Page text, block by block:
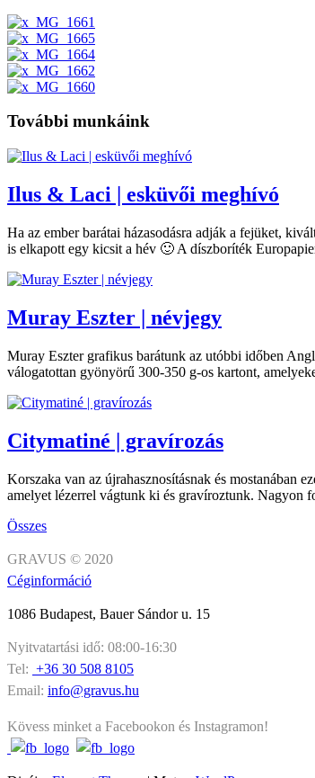
További munkáink
Ilus & Laci | esküvői meghívó
Ha az ember barátai házasodásra adják a fejüket,
is elkapott egy kicsit a hév 🙂 A díszboríték
Muray Eszter | névjegy
Muray Eszter grafikus barátunk az utóbbi időben
válogatottan gyönyörű 300-350 g-os kartont,
Citymatiné | gravírozás
Korszaka van az újrahasznosításnak és mostanában
amelyet lézerrel vágtunk ki és gravíroztunk. Nagyon
Összes
GRAVUS © 2020
Céginformáció
1086 Budapest, Bauer Sándor u. 15
Nyitvatartási idő: 08:00-16:30
Tel: +36 30 508 8105
Email: info@gravus.hu
Kövess minket a Facebookon és Instagramon!